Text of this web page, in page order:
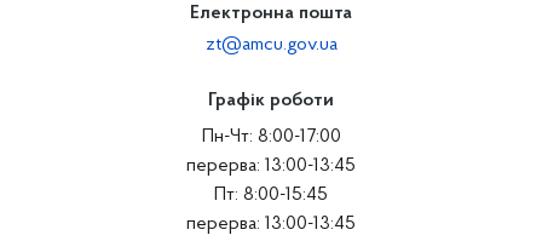
Електронна пошта
zt@amcu.gov.ua
Графік роботи
Пн-Чт: 8:00-17:00
перерва: 13:00-13:45
Пт: 8:00-15:45
перерва: 13:00-13:45